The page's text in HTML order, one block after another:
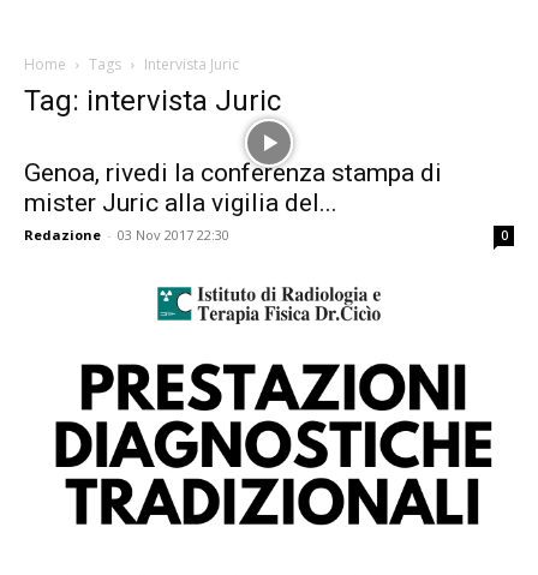
Home Tags Intervista Juric
Tag: intervista Juric
Genoa, rivedi la conferenza stampa di
mister Juric alla vigilia del...
Redazione - 03 Nov 2017 22:30 0